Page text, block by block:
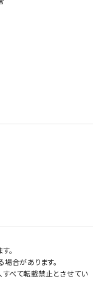
。
合があります。
べて転載禁止とさせてい